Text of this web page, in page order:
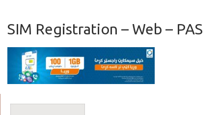
SIM Registration – Web – PAS